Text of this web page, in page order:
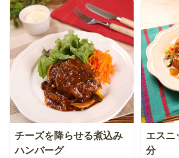
チーズを降らせる煮込み
ハンバーグ
エスニ
分